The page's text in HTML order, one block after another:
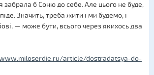
забрала б Соню до себе. Але цього не буде,
Значить, треба жити і ми будемо, і
— може бути, всього через якихось два
article/dostradatsya-do-